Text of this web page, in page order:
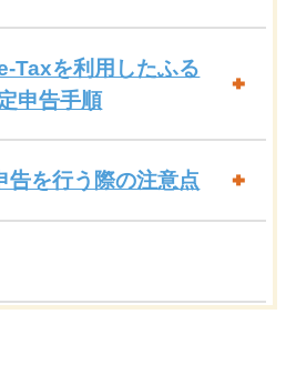
Taxを利用したふる
申告手順
告を行う際の注意点